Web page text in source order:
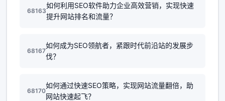
68163
如何利用SEO软件助力企业高效营销，实现快速
提升网站排名和流量？
68167
如何成为SEO领航者，紧跟时代前沿站的发展步
伐？
68170
如何通过快速SEO策略，实现网站流量翻倍，助
网站快速起飞？